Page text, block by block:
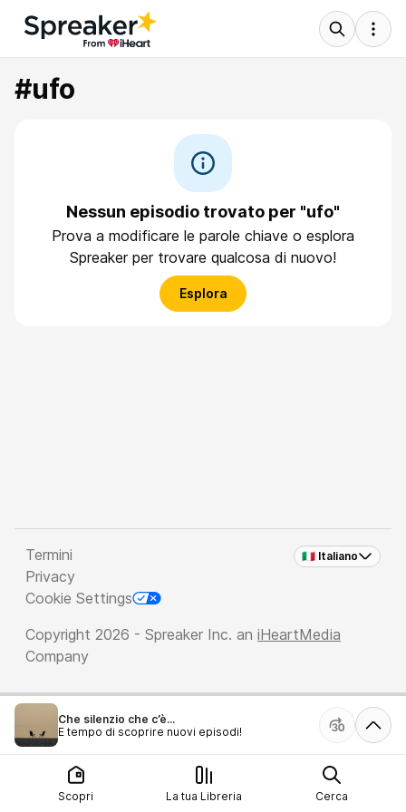
#ufo
Nessun episodio trovato per "ufo"
Prova a modificare le parole chiave o esplora
Spreaker per trovare qualcosa di nuovo!
Esplora
🇮🇹 Italiano
Termini
Privacy
Cookie Settings
Copyright 2026 - Spreaker Inc. an iHeartMedia
Company
Che silenzio che c’è...
È tempo di scoprire nuovi episodi!
Scopri La tua Libreria Cerca